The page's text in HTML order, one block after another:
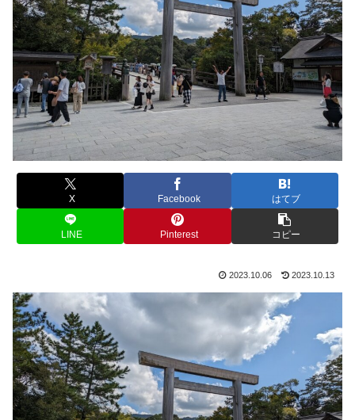
X Facebook はてブ
LINE Pinterest コピー
2023.10.06 2023.10.13